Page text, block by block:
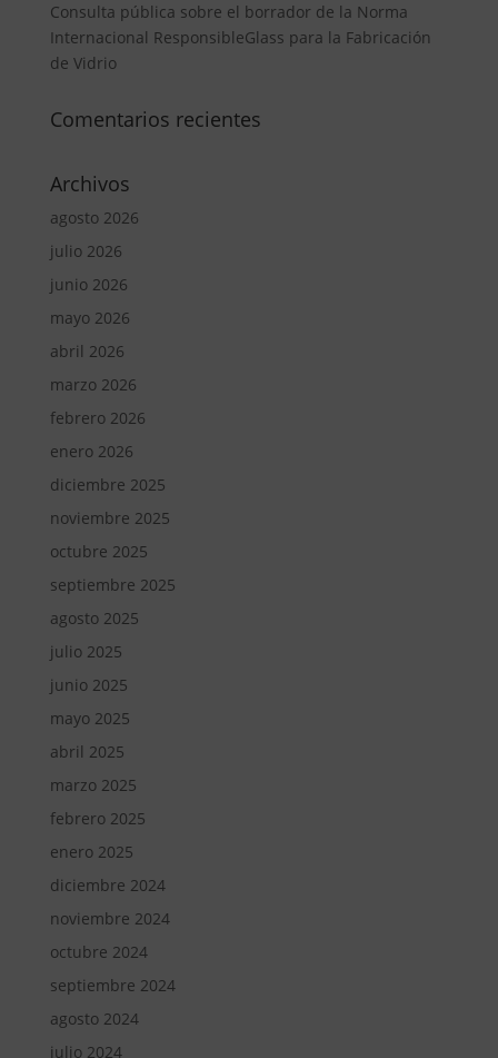
Consulta pública sobre el borrador de la Norma
Internacional ResponsibleGlass para la Fabricación
de Vidrio
Comentarios recientes
Archivos
agosto 2026
julio 2026
junio 2026
mayo 2026
abril 2026
marzo 2026
febrero 2026
enero 2026
diciembre 2025
noviembre 2025
octubre 2025
septiembre 2025
agosto 2025
julio 2025
junio 2025
mayo 2025
abril 2025
marzo 2025
febrero 2025
enero 2025
diciembre 2024
noviembre 2024
octubre 2024
septiembre 2024
agosto 2024
julio 2024